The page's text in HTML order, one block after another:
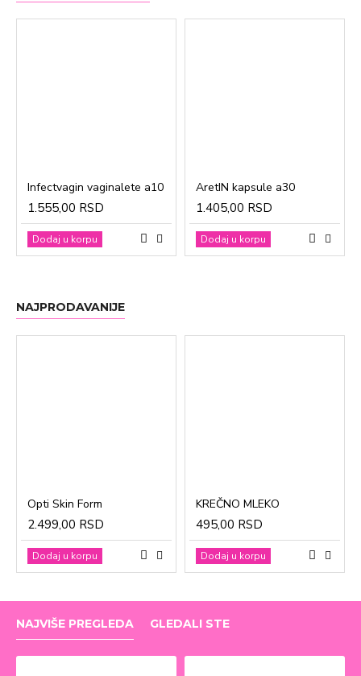
Infectvagin vaginalete a10
1.555,00 RSD
Dodaj u korpu
AretIN kapsule a30
1.405,00 RSD
Dodaj u korpu
NAJPRODAVANIJE
Opti Skin Form
2.499,00 RSD
Dodaj u korpu
KREČNO MLEKO
495,00 RSD
Dodaj u korpu
NAJVIŠE PREGLEDA GLEDALI STE